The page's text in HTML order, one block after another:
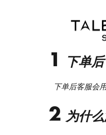
1 下单
下单后客服会
2 为什